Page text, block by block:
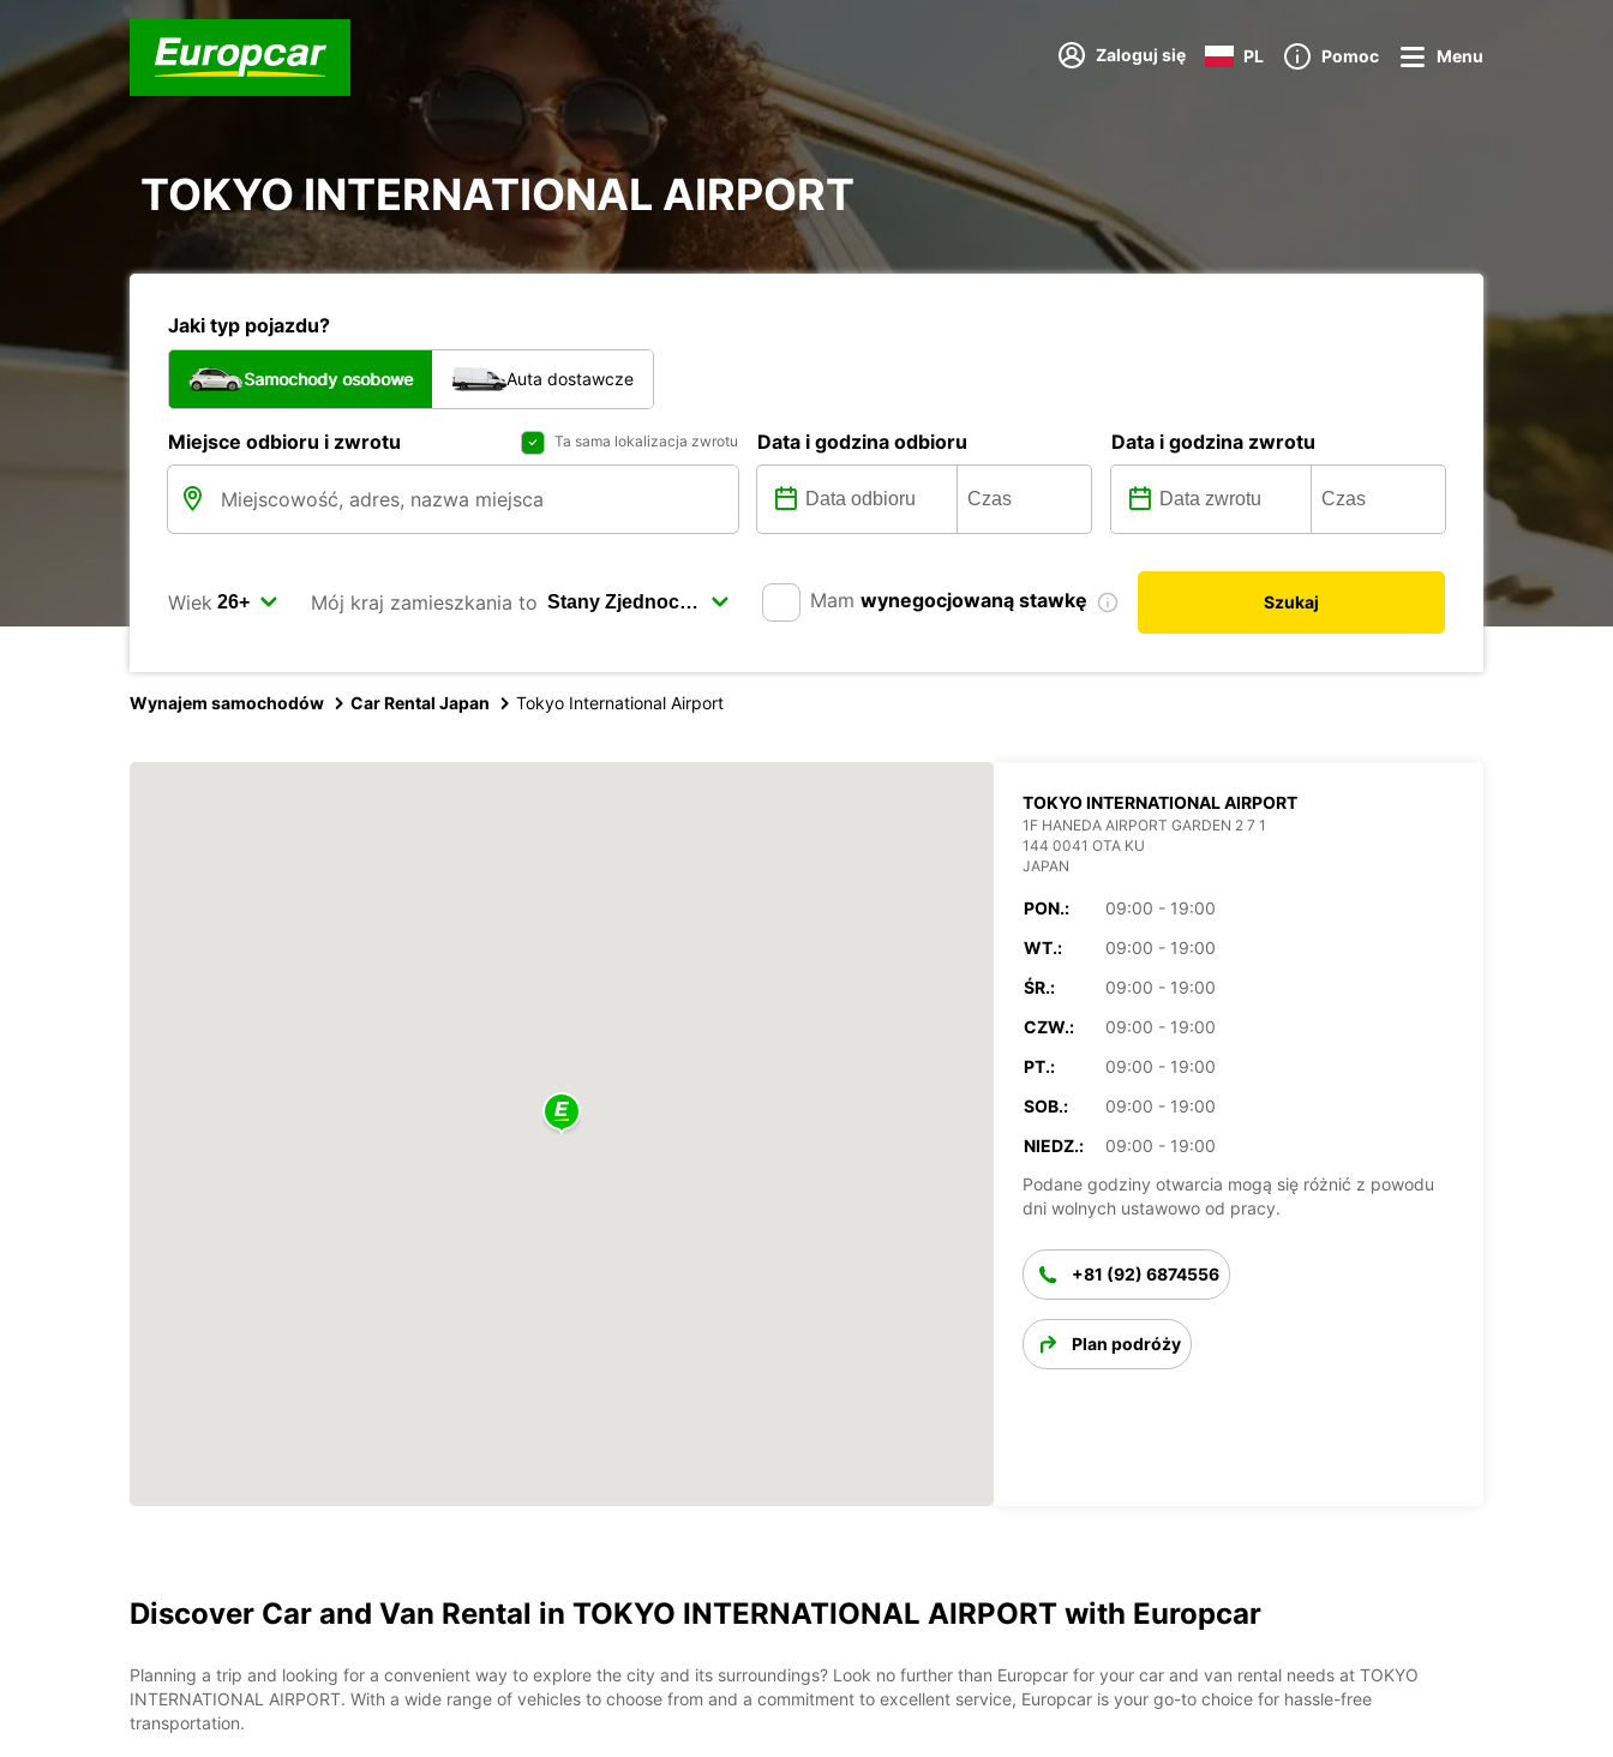
Zaloguj się PL Pomoc Menu
TOKYO INTERNATIONAL AIRPORT
Jaki typ pojazdu?
Samochody osobowe Auta dostawcze
Miejsce odbioru i zwrotu Ta sama lokalizacja zwrotu Data i godzina odbioru Data i godzina zwrotu
Wiek Mój kraj zamieszkania to Mam wynegocjowaną stawkę Szukaj
Wynajem samochodów Car Rental Japan Tokyo International Airport
TOKYO INTERNATIONAL AIRPORT
1F HANEDA AIRPORT GARDEN 2 7 1
144 0041 OTA KU
JAPAN
PON.:
09:00 - 19:00
WT.:
09:00 - 19:00
ŚR.:
09:00 - 19:00
CZW.:
09:00 - 19:00
PT.:
09:00 - 19:00
SOB.:
09:00 - 19:00
NIEDZ.:
09:00 - 19:00
Podane godziny otwarcia mogą się różnić z powodu
dni wolnych ustawowo od pracy.
+81 (92) 6874556
Plan podróży
Discover Car and Van Rental in TOKYO INTERNATIONAL AIRPORT with Europcar
Planning a trip and looking for a convenient way to explore the city and its surroundings? Look no further than Europcar for your car and van rental needs at TOKYO
INTERNATIONAL AIRPORT. With a wide range of vehicles to choose from and a commitment to excellent service, Europcar is your go-to choice for hassle-free
transportation.